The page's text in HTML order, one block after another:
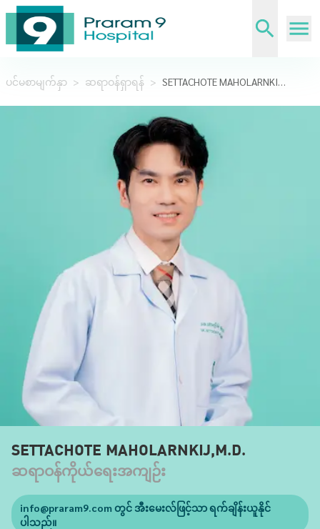
ပင်မစာမျက်နှာ > ဆရာဝန်ရှာရန် > SETTACHOTE MAHOLARNKIJ,M.D.
SETTACHOTE MAHOLARNKIJ,M.D.
ဆရာဝန်ကိုယ်ရေးအကျဉ်း
info@praram9.comတွင် အီးမေးလ်ဖြင့်သာ ရက်ချိန်းယူနိုင်
ပါသည်။